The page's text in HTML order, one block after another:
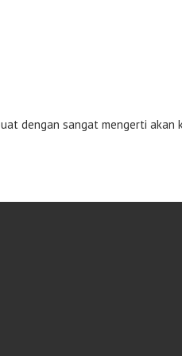
dengan sangat mengerti